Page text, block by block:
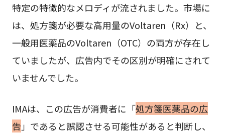
特定の特徴的なメロディが流されました。市場に
は、処方箋が必要な高用量のVoltaren（Rx）と、
一般用医薬品のVoltaren（OTC）の両方が存在し
ていましたが、広告内でその区別が明確にされて
いませんでした。
IMAは、この広告が消費者に「処方箋医薬品の広
告 」であると誤認させる可能性があると判断し、